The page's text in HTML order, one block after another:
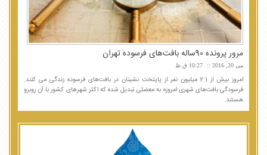
مرور پرونده 90ساله بافت‌های فرسوده تهران
می 20, 2016 10:27 ق.ظ
امروز بیش از 2.1 میلیون نفر از پایتخت نشینان در بافت‌های فرسوده زندگی می کنند.
فرسودگی بافت‌های شهری امروزه به معضلی تبدیل شده که اکثر شهرهای کشور با آن روبرو
هستند.